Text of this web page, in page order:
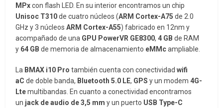
MPxcon flash LED. En su interior encontramos un chip
Unisoc T310de cuatro núcleos (ARM Cortex-A75 de 2.0
GHz y 3 núcleosARM Cortex-A55) fabricado en 12nm y
acompañado de una GPU PowerVR GE8300,4 GB de RAM
y 64 GB de memoria de almacenamiento eMMcampliable.
La BMAX i10 Pro también cuenta con conectividadwifi
aCde doble banda, Bluetooth 5.0 LE, GPS y un modem 4G-
Ltemultibandas. En cuanto a conectividad encontramos
un jack de audio de 3,5 mm y un puerto USB Type-C